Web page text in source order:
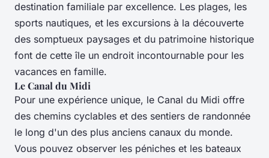
destination familiale par excellence. Les plages, les
sports nautiques, et les excursions à la découverte
des somptueux paysages et du patrimoine historique
font de cette île un endroit incontournable pour les
vacances en famille.
Le Canal du Midi
Pour une expérience unique, le Canal du Midi offre
des chemins cyclables et des sentiers de randonnée
le long d'un des plus anciens canaux du monde.
Vous pouvez observer les péniches et les bateaux